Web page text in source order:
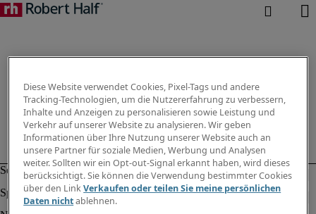
Diese Website verwendet Cookies, Pixel-Tags und andere
Tracking-Technologien, um die Nutzererfahrung zu verbessern,
Inhalte und Anzeigen zu personalisieren sowie Leistung und
Verkehr auf unserer Website zu analysieren. Wir geben
Informationen über Ihre Nutzung unserer Website auch an
unsere Partner für soziale Medien, Werbung und Analysen
weiter. Sollten wir ein Opt-out-Signal erkannt haben, wird dieses
berücksichtigt. Sie können die Verwendung bestimmter Cookies
über den LinkVerkaufen oder teilen Sie meine persönlichen
Daten nichtablehnen.